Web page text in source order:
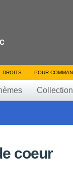
DROITS POUR
coeur